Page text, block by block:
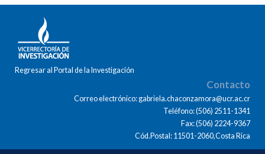
Regresar al Portal de la Investigación
Contacto
Correo electrónico: gabriela.chaconzamora@ucr.ac.cr
Teléfono: (506) 2511-1341
Fax: (506) 2224-9367
Cód.Postal: 11501-2060,Costa Rica